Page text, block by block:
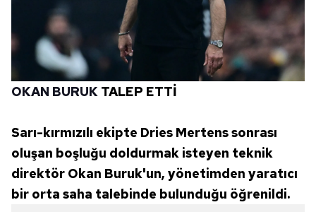
OKAN BURUK TALEP ETTİ
Sarı-kırmızılı ekipte Dries Mertens sonrası
oluşan boşluğu doldurmak isteyen teknik
direktör Okan Buruk'un, yönetimden yaratıcı
bir orta saha talebinde bulunduğu öğrenildi.